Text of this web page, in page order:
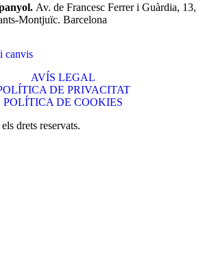
Av. de Francesc Ferrer i Guàrdia, 13,
Montjuïc. Barcelona
canvis
AVÍS LEGAL
DE PRIVACITAT
POLÍTICA DE COOKIES
drets reservats.